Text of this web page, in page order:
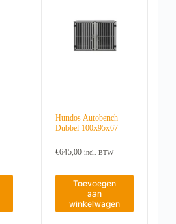
Hundos Autobench
Dubbel 100x95x67
€645,00 incl. BTW
Toevoegen
aan
winkelwagen